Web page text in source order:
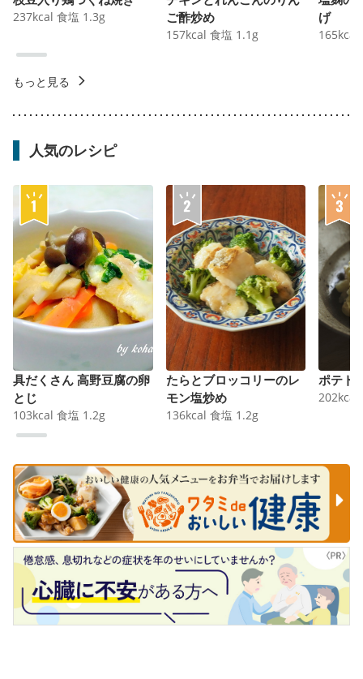
237kcal 食塩 1.3g
ご酢炒め
157kcal 食塩 1.1 g
げ
165kcal
もっと見る
人気のレシピ
具だくさん 高野豆腐の卵
とじ
103kcal 食塩 1.2g
たらとブロッコリーのレ
モン塩炒め
136kcal 食塩 1.2g
ポテト
202kcal